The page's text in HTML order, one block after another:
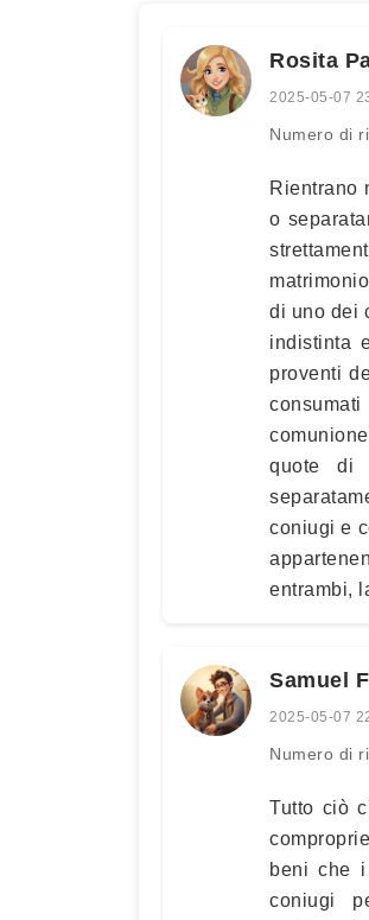
Rosita
2025-05-07
Numero di
Rientrano
o
di uno dei
indistinta
proventi
quote di
coniugi e
entrambi,
Samuel
2025-05-07
Numero di
Tutto ciò
beni che
coniugi